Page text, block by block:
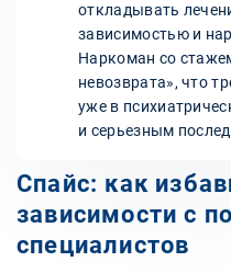
откладывать
зависимостью и
Наркоман со
невозврата», что
уже в
и серьезным
Спайс: как
зависимости с
специалистов